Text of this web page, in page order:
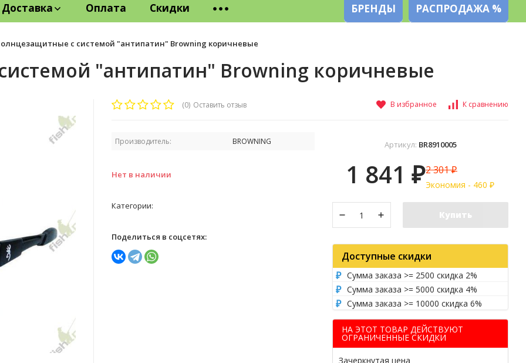
Доставка Оплата Скидки БРЕНДЫ РАСПРОДАЖА %
с системой "антипатин" Browning коричневые
"антипатин" Browning коричневые
(0) Оставить отзыв В избранное К сравнению
Производитель: BROWNING
Нет в наличии
Категории:
Поделиться в соцсетях:
Артикул: BR8910005
1 841 ₽2 301₽
Экономия - 460 ₽
Купить
Доступные скидки
Сумма заказа >= 2500 скидка 2%
Сумма заказа >= 5000 скидка 4%
Сумма заказа >= 10000 скидка 6%
НА ЭТОТ ТОВАР ДЕЙСТВУЮТ
ОГРАНИЧЕННЫЕ СКИДКИ
Зачеркнутая цена